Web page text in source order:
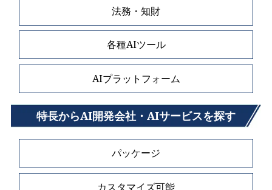
法務・知財
各種AIツール
AIプラットフォーム
特長からAI開発会社・AIサービスを探す
パッケージ
カスタマイズ可能